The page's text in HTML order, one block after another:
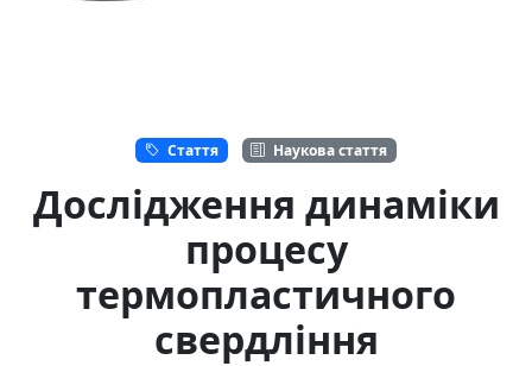
Стаття Наукова стаття
Дослідження динаміки
процесу
термопластичного
свердління